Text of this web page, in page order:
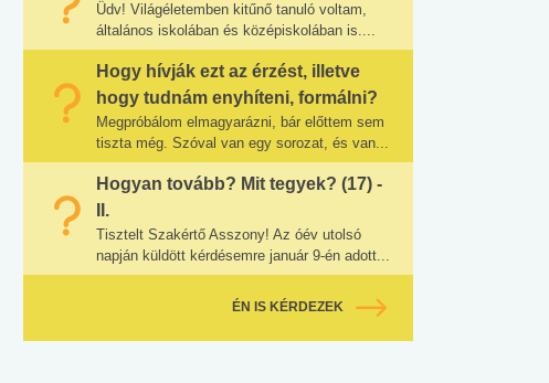
Üdv! Világéletemben kitűnő tanuló voltam,
általános iskolában és középiskolában is....
Hogy hívják ezt az érzést, illetve
hogy tudnám enyhíteni, formálni?
Megpróbálom elmagyarázni, bár előttem sem
tiszta még. Szóval van egy sorozat, és van...
Hogyan tovább? Mit tegyek? (17) -
II.
Tisztelt Szakértő Asszony! Az óév utolsó
napján küldött kérdésemre január 9-én adott...
ÉN IS KÉRDEZEK